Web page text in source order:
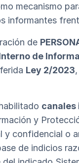
mecanismo
informantes
de
de
Ley 2/2023
canales
y
y confidencial o
de indicios